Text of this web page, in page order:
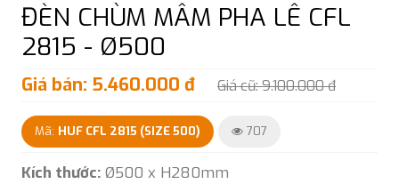
ĐÈN CHÙM MÂM PHA LÊ CFL
2815 - Ø500
Giá bán: 5.460.000 đ Giá cũ: 9.100.000 đ
Mã: HUF CFL 2815 (SIZE 500) 707
Kích thước: Ø500 x H280mm